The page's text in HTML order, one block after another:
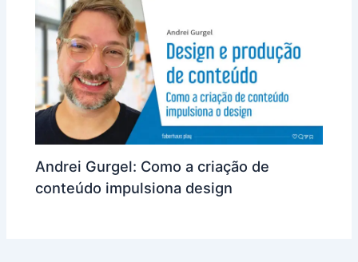
Andrei Gurgel: Como a criação de
conteúdo impulsiona design